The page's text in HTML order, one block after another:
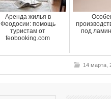
Аренда жилья в
Феодосии: помощь
туристам от
feobooking.com
под
14 марта,